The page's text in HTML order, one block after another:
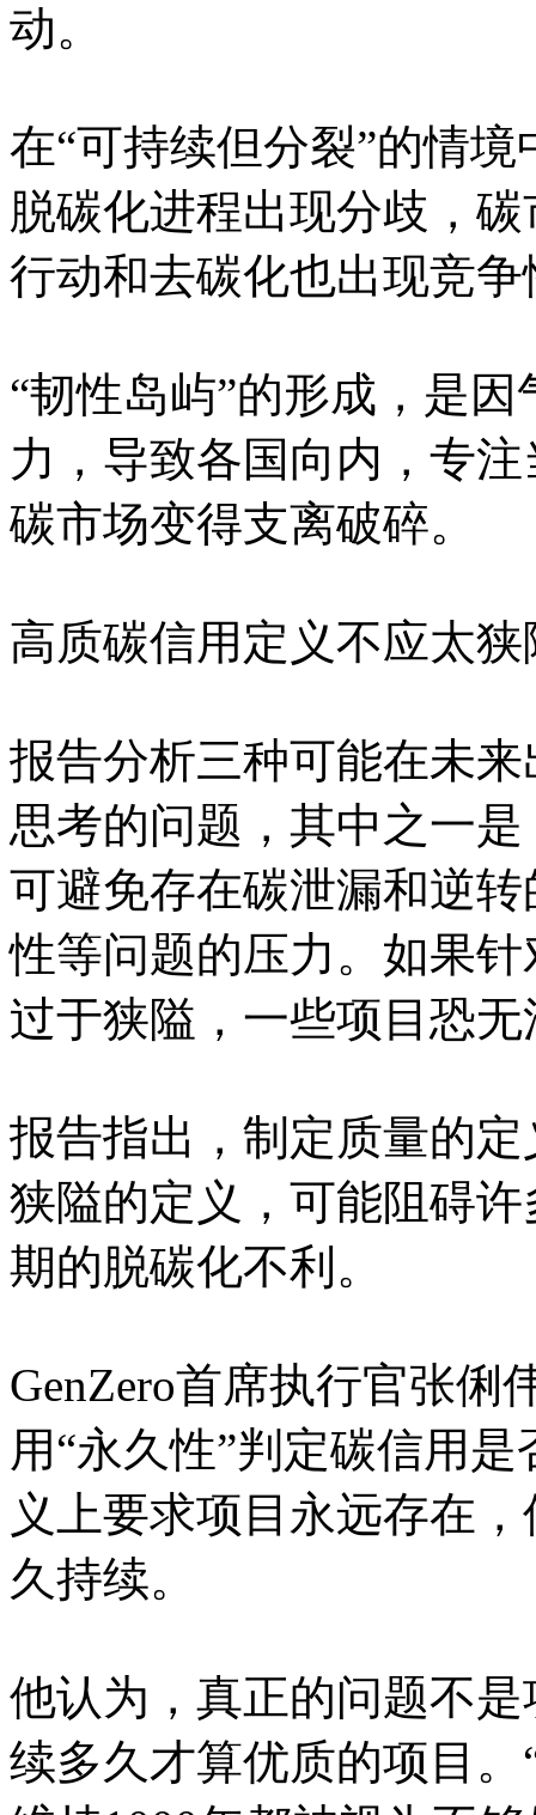
动。
在“可持续但分裂”的情
脱碳化进程出现分歧，
行动和去碳化也出现竞
“韧性岛屿”的形成，是
力，导致各国向内，专
碳市场变得支离破碎。
高质碳信用定义不应太狭
报告分析三种可能在未
思考的问题，其中之一
可避免存在碳泄漏和逆
性等问题的压力。如果
过于狭隘，一些项目恐
报告指出，制定质量的
狭隘的定义，可能阻碍
期的脱碳化不利。
GenZero首席执行官张俐
用“永久性”判定碳信用
义上要求项目永远存在
久持续。
他认为，真正的问题不
续多久才算优质的项目